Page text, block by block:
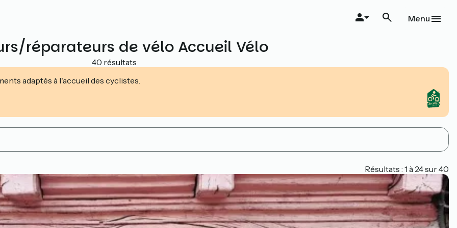
Menu
réparateurs de vélo Accueil Vélo
40 résultats
adaptés à l'accueil des cyclistes.
Résultats : 1 à 24 sur 40